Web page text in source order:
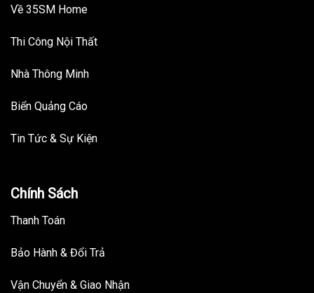
Về 35SM Home
Thi Công Nội Thất
Nhà Thông Minh
Biển Quảng Cáo
Tin Tức & Sự Kiện
Chính Sách
Thanh Toán
Bảo Hành & Đổi Trả
Vận Chuyển & Giao Nhận